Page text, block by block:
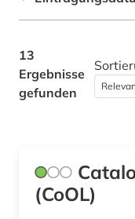
Wissenschaftskunde, Forschung, Hochschul-,
13
Ergebnisse
gefunden
(CoOL)